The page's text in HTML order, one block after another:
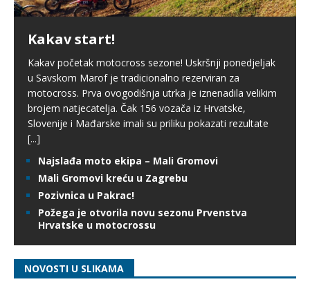
Kakav start!
Kakav početak motocross sezone! Uskršnji ponedjeljak
u Savskom Marof je tradicionalno rezerviran za
motocross. Prva ovogodišnja utrka je iznenadila velikim
brojem natjecatelja. Čak 156 vozača iz Hrvatske,
Slovenije i Mađarske imali su priliku pokazati rezultate
[...]
Najslađa moto ekipa – Mali Gromovi
Mali Gromovi kreću u Zagrebu
Pozivnica u Pakrac!
Požega je otvorila novu sezonu Prvenstva
Hrvatske u motocrossu
NOVOSTI U SLIKAMA